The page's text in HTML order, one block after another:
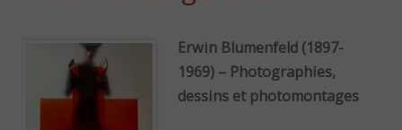
Erwin Blumenfeld (1897-
1969) – Photographies,
dessins et photomontages